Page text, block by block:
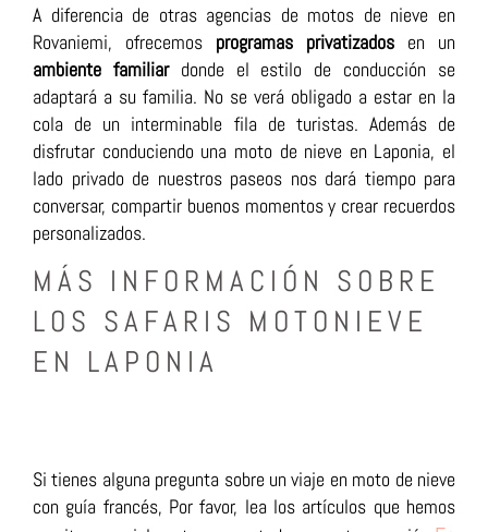
A diferencia de otras agencias de motos de nieve en
Rovaniemi, ofrecemos programas privatizados en un
ambiente familiardonde el estilo de conducción se
adaptará a su familia. No se verá obligado a estar en la
cola de un interminable fila de turistas. Además de
disfrutar conduciendo una moto de nieve en Laponia, el
lado privado de nuestros paseos nos dará tiempo para
conversar, compartir buenos momentos y crear recuerdos
personalizados.
MÁS INFORMACIÓN SOBRE
LOS SAFARIS MOTONIEVE
EN LAPONIA
Si tienes alguna pregunta sobre un viaje en moto de nieve
con guía francés, Por favor, lea los artículos que hemos